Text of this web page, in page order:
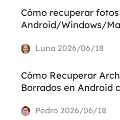
Cómo recuperar
Android/Windows/
Luna 2026/06/18
Cómo Recuperar
Borrados en Android
Pedro 2026/06/18